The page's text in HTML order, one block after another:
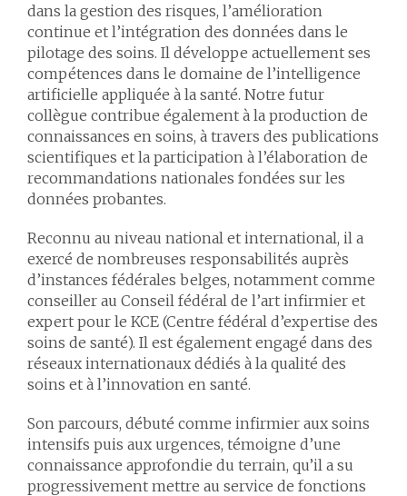
dans la gestion des risques, l’amélioration
continue et l’intégration des données dans le
pilotage des soins. Il développe actuellement ses
compétences dans le domaine de l’intelligence
artificielle appliquée à la santé. Notre futur
collègue contribue également à la production de
connaissances en soins, à travers des publications
scientifiques et la participation à l’élaboration de
recommandations nationales fondées sur les
données probantes.
Reconnu au niveau national et international, il a
exercé de nombreuses responsabilités auprès
d’instances fédérales belges, notamment comme
conseiller au Conseil fédéral de l’art infirmier et
expert pour le KCE (Centre fédéral d’expertise des
soins de santé). Il est également engagé dans des
réseaux internationaux dédiés à la qualité des
soins et à l’innovation en santé.
Son parcours, débuté comme infirmier aux soins
intensifs puis aux urgences, témoigne d’une
connaissance approfondie du terrain, qu’il a su
progressivement mettre au service de fonctions